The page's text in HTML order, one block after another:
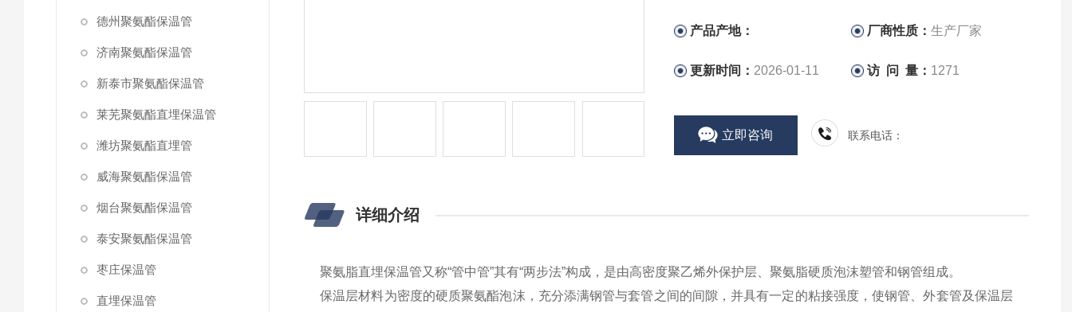
德州聚氨酯保温管
济南聚氨酯保温管
新泰市聚氨酯保温管
莱芜聚氨酯直埋保温管
潍坊聚氨酯直埋管
威海聚氨酯保温管
烟台聚氨酯保温管
泰安聚氨酯保温管
枣庄保温管
直埋保温管
产品产地： 厂商性质：生产厂家
更新时间： 2026-01-11 访 问 量： 1271
立即咨询 联系电话：
详细介绍
聚氨脂直埋保温管又称“管中管”其有“两步法”构成，是由高密度聚乙烯外保护层、聚氨脂硬质泡沫塑管和钢管组成。
保温层材料为密度的硬质聚氨酯泡沫，充分添满钢管与套管之间的间隙，并具有一定的粘接强度，使钢管、外套管及保温层